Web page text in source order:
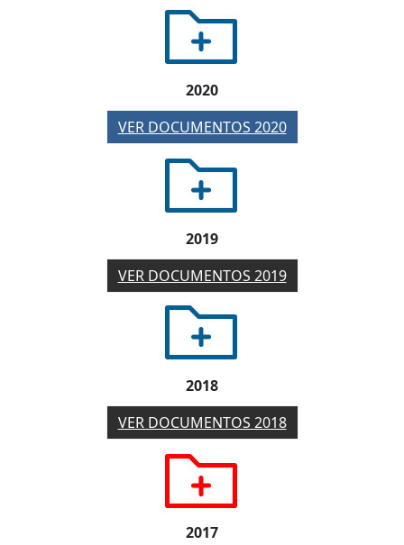
2020
VER DOCUMENTOS 2020
2019
VER DOCUMENTOS 2019
2018
VER DOCUMENTOS 2018
2017